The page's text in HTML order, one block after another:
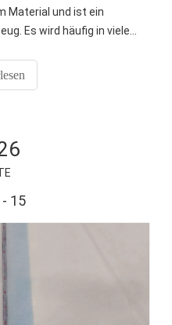
Material und ist ein
Es wird häufig in vielen
und dem Schneiden von
hervorragenden
Schneidwerkzeugen.
- 15